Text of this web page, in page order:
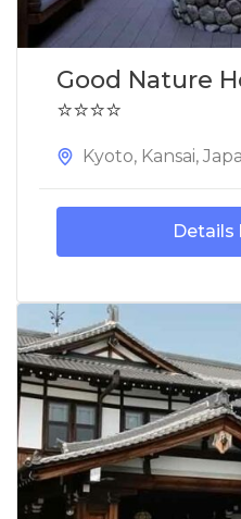
Good Nature
⭐⭐⭐⭐
Kyoto, Kansai,
Details